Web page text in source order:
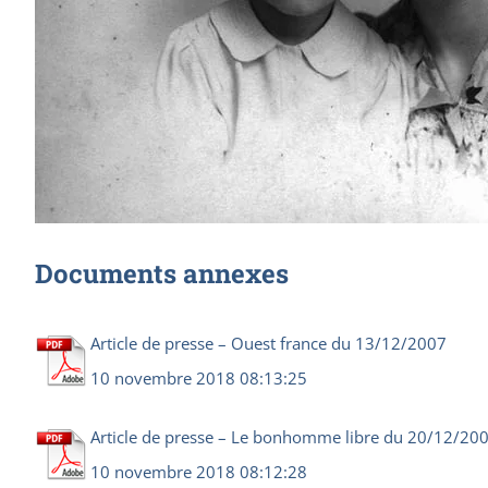
Documents annexes
Article de presse – Ouest france du 13/12/2007
10 novembre 2018 08:13:25
Article de presse – Le bonhomme libre du 20/12/
10 novembre 2018 08:12:28